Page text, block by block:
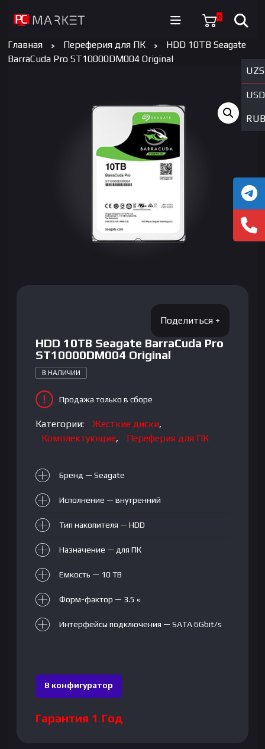
0
UZS
USD
RUB
Главная Переферия для ПК
HDD 10TB Seagate
BarraCuda Pro ST10000DM004 Original
HDD 10TB Seagate BarraCuda Pro
ST10000DM004 Original
В НАЛИЧИИ
Продажа только в сборе
Категории: Жесткие диски,
Комплектующие, Переферия для ПК
Бренд — Seagate
Исполнение — внутренний
Тип накопителя — HDD
Назначение — для ПК
Емкость — 10 TB
Форм-фактор — 3.5 «
Интерфейсы подключения — SATA 6Gbit/s
В конфигуратор
Гарантия 1 Год